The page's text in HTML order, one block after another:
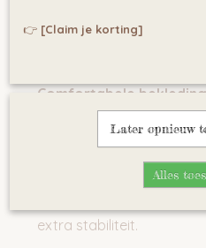
en instelbaar op drie
Comfortabele bekleding
zitting – stijlvol én
Veiligheid: 5?punts
dienblad om te
extra stabiliteit.
👉 [Claim je korting]
Later opnieuw
Alles